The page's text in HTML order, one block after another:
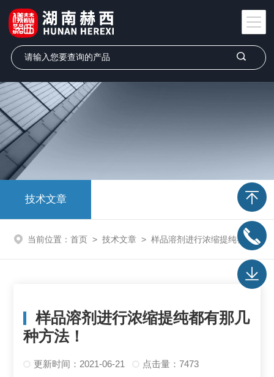
技术文章
当前位置： 首页 > 技术文章 > 样品溶剂进行浓缩提纯都有那几种方法！
样品溶剂进行浓缩提纯都有那几
种方法！
更新时间：2021-06-21 点击量：7473